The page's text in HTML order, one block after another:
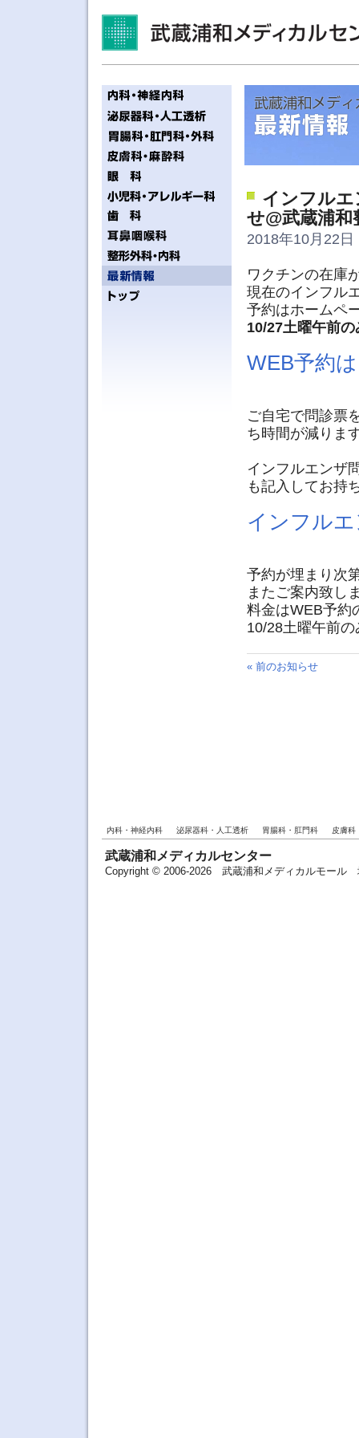
インフルエ
せ@武蔵浦
2018年10月22日
ワクチンの在庫
現在のインフル
予約はホームペ
10/27土曜午前
WEB予約
ご自宅で問診票
ち時間が減りま
インフルエンザ
も記入してお持
インフル
予約が埋まり次
またご案内致し
料金はWEB予約
10/28土曜午前
« 前のお知らせ
内科・神経内科 泌尿器科・人工透析 胃腸科・肛門科 皮膚科
武蔵浦和メディカルセンター
Copyright © 2006-2026 武蔵浦和メディカルモール